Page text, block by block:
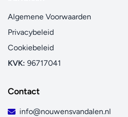
Algemene Voorwaarden
Privacybeleid
Cookiebeleid
KVK: 96717041
Contact
info@nouwensvandalen.nl